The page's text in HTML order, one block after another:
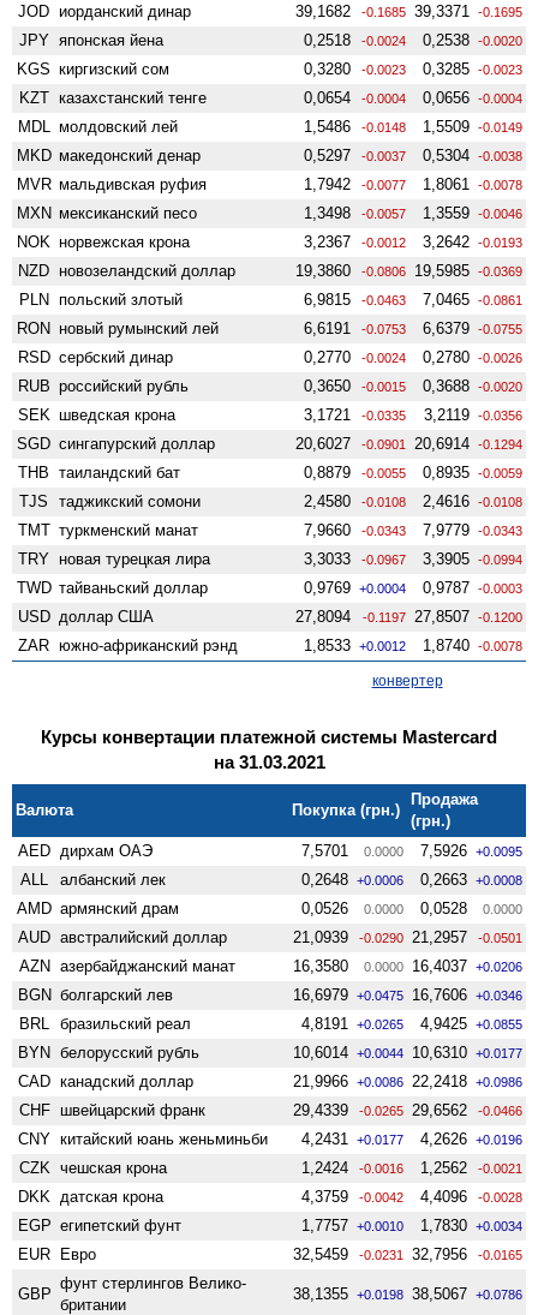
JOD иорданский динар 39,1682 -0.1685 39,3371 -0.1695
JPY японская йена 0,2518 -0.0024 0,2538 -0.0020
KGS киргизский сом 0,3280 -0.0023 0,3285 -0.0023
KZT казахстанский тенге 0,0654 -0.0004 0,0656 -0.0004
MDL молдовский лей 1,5486 -0.0148 1,5509 -0.0149
MKD македонский денар 0,5297 -0.0037 0,5304 -0.0038
MVR мальдивская руфия 1,7942 -0.0077 1,8061 -0.0078
MXN мексиканский песо 1,3498 -0.0057 1,3559 -0.0046
NOK норвежская крона 3,2367 -0.0012 3,2642 -0.0193
NZD ново­зеландский доллар 19,3860 -0.0806 19,5985 -0.0369
PLN польский злотый 6,9815 -0.0463 7,0465 -0.0861
RON новый румынский лей 6,6191 -0.0753 6,6379 -0.0755
RSD сербский динар 0,2770 -0.0024 0,2780 -0.0026
RUB российский рубль 0,3650 -0.0015 0,3688 -0.0020
SEK шведская крона 3,1721 -0.0335 3,2119 -0.0356
SGD сингапурский доллар 20,6027 -0.0901 20,6914 -0.1294
THB таиландский бат 0,8879 -0.0055 0,8935 -0.0059
TJS таджикский сомони 2,4580 -0.0108 2,4616 -0.0108
TMT туркменский манат 7,9660 -0.0343 7,9779 -0.0343
TRY новая турецкая лира 3,3033 -0.0967 3,3905 -0.0994
TWD тайваньский доллар 0,9769 +0.0004 0,9787 -0.0003
USD доллар США 27,8094 -0.1197 27,8507 -0.1200
ZAR южно-африканский рэнд 1,8533 +0.0012 1,8740 -0.0078
конвертер
Курсы конвертации платежной системы Mastercard
на 31.03.2021
Валюта Покупка (грн.)
Продажа
(грн.)
AED дирхам ОАЭ 7,5701 0.0000 7,5926 +0.0095
ALL албанский лек 0,2648 +0.0006 0,2663 +0.0008
AMD армянский драм 0,0526 0.0000 0,0528 0.0000
AUD австралийский доллар 21,0939 -0.0290 21,2957 -0.0501
AZN азербайджанский манат 16,3580 0.0000 16,4037 +0.0206
BGN болгарский лев 16,6979 +0.0475 16,7606 +0.0346
BRL бразильский реал 4,8191 +0.0265 4,9425 +0.0855
BYN белорусский рубль 10,6014 +0.0044 10,6310 +0.0177
CAD канадский доллар 21,9966 +0.0086 22,2418 +0.0986
CHF швейцарский франк 29,4339 -0.0265 29,6562 -0.0466
CNY китайский юань женьминьби 4,2431 +0.0177 4,2626 +0.0196
CZK чешская крона 1,2424 -0.0016 1,2562 -0.0021
DKK датская крона 4,3759 -0.0042 4,4096 -0.0028
EGP египетский фунт 1,7757 +0.0010 1,7830 +0.0034
EUR Евро 32,5459 -0.0231 32,7956 -0.0165
GBP
фунт стерлингов Велико­
британии
38,1355 +0.0198 38,5067 +0.0786